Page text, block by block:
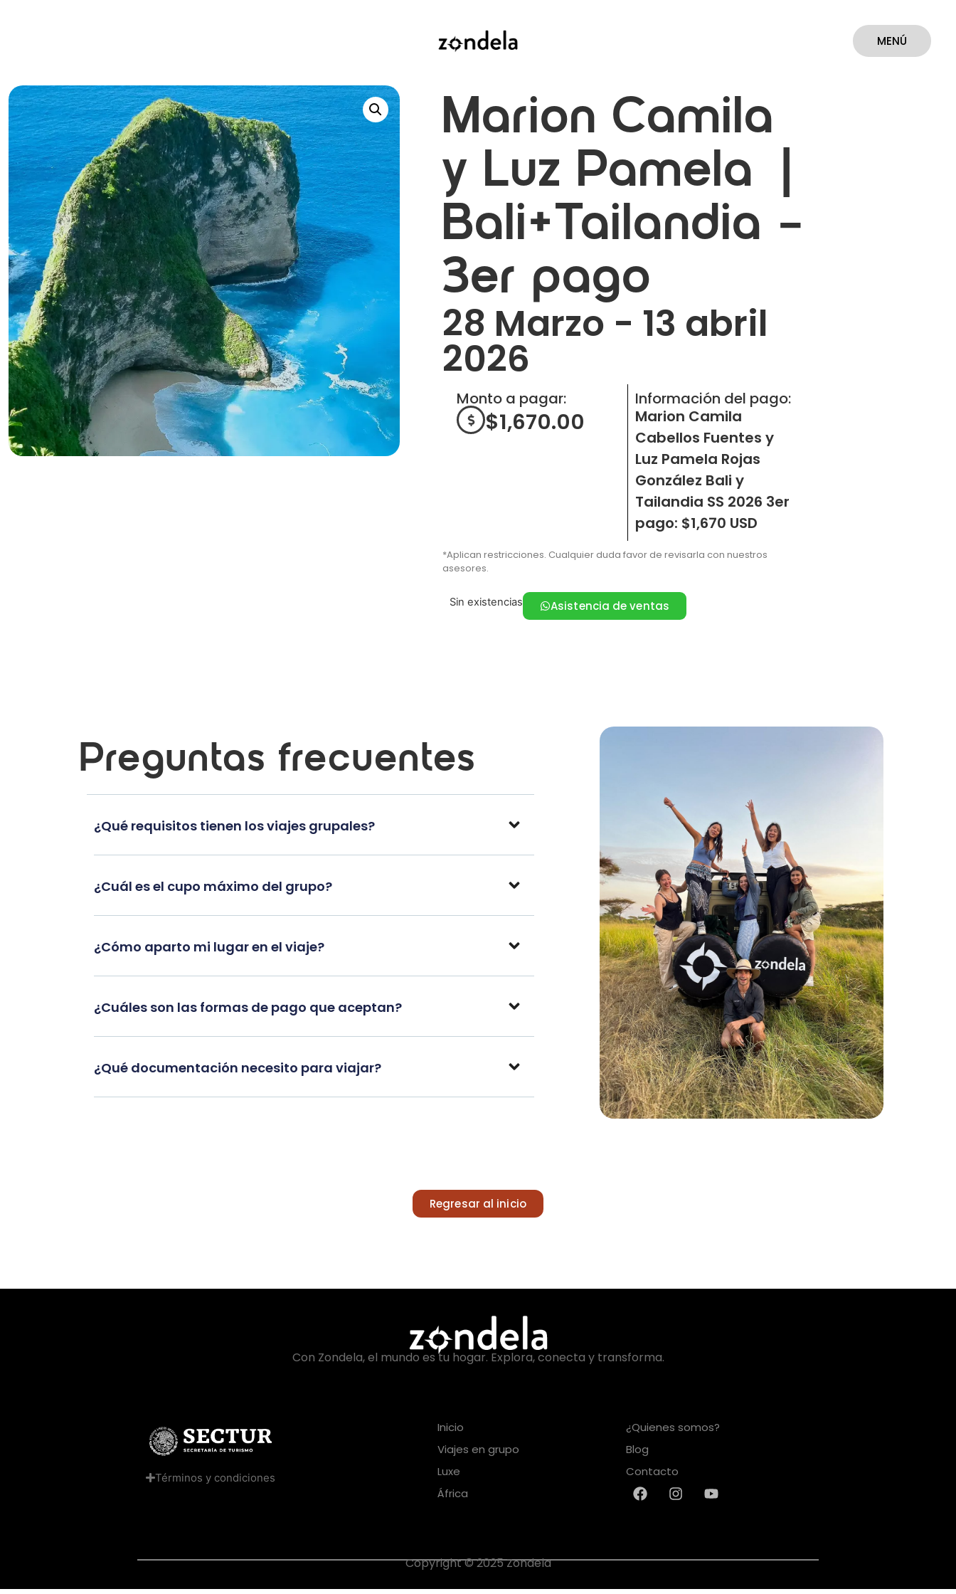
MENÚ
Marion Camila
y Luz Pamela |
Bali+Tailandia –
3er pago
28 Marzo - 13 abril
2026
Monto a pagar:
$1,670.00
Información del pago:
Marion Camila
Cabellos Fuentes y
Luz Pamela Rojas
González Bali y
Tailandia SS 2026 3er
pago: $1,670 USD
*Aplican restricciones. Cualquier duda favor de revisarla con nuestros
asesores.
Sin existencias Asistencia de ventas
Preguntas frecuentes
¿Qué requisitos tienen los viajes grupales?
¿Cuál es el cupo máximo del grupo?
¿Cómo aparto mi lugar en el viaje?
¿Cuáles son las formas de pago que aceptan?
¿Qué documentación necesito para viajar?
Regresar al inicio
Con Zondela, el mundo es tu hogar. Explora, conecta y transforma.
Términos y condiciones
Inicio
Viajes en grupo
Luxe
África
¿Quienes somos?
Blog
Contacto
Copyright © 2025 Zondela